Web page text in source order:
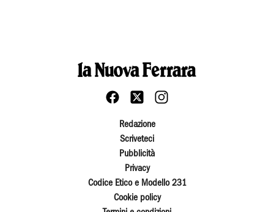
Redazione
Scriveteci
Pubblicità
Privacy
Codice Etico e Modello 231
Cookie policy